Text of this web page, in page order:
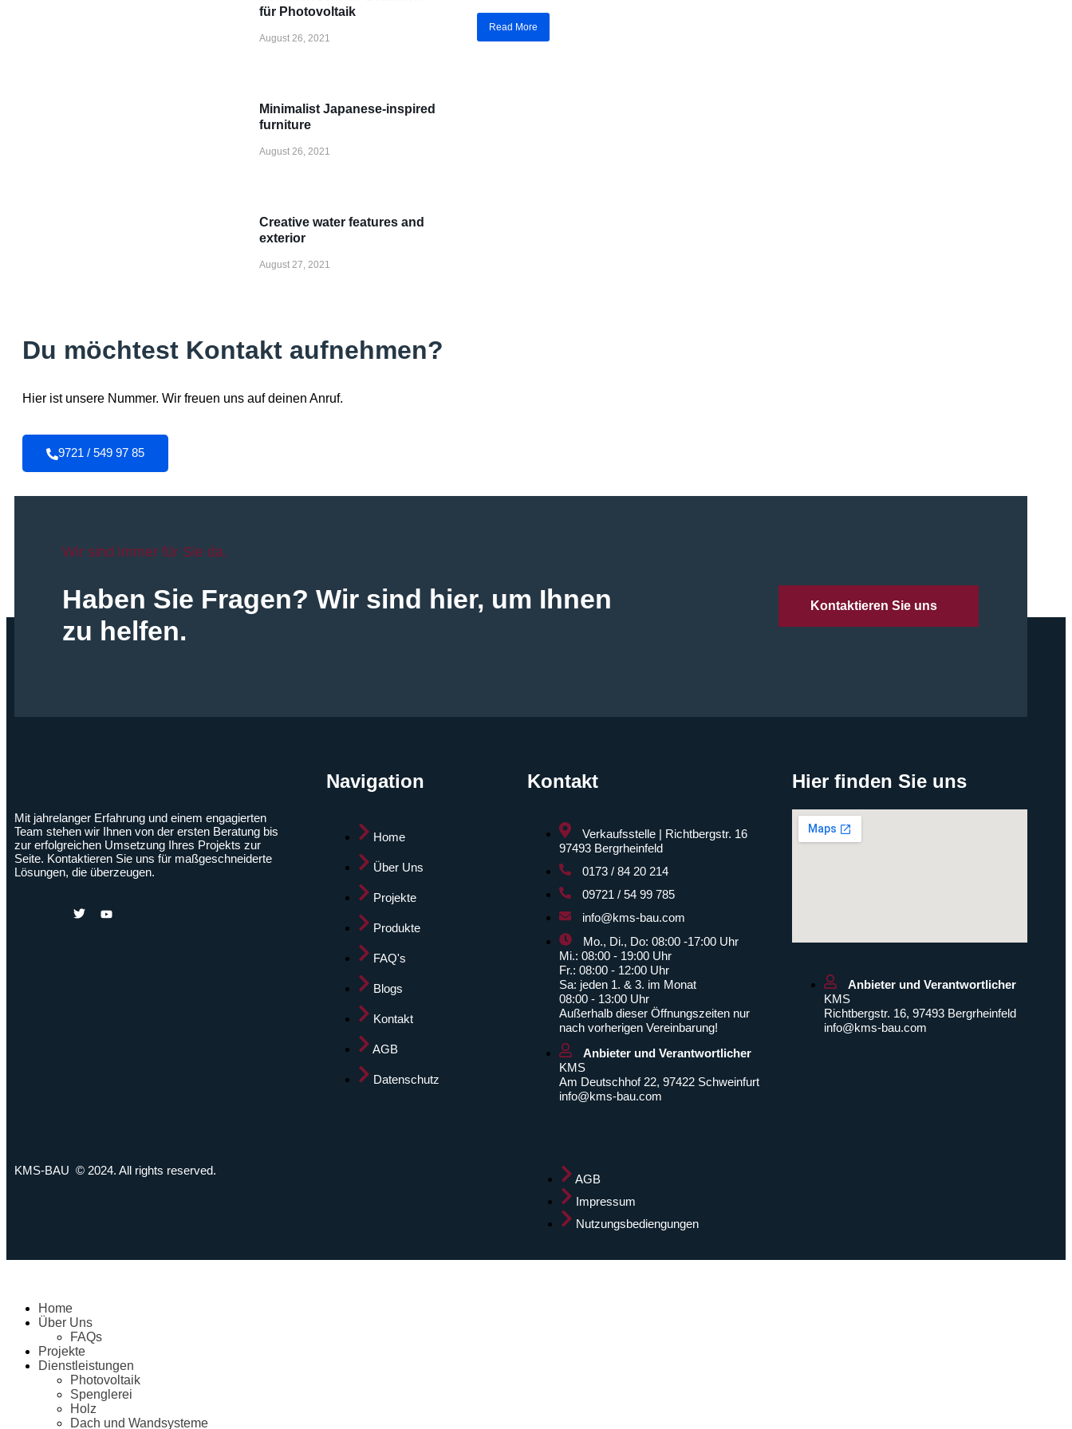
für Photovoltaik
August 26, 2021
Minimalist Japanese-inspired
furniture
August 26, 2021
Creative water features and
exterior
August 27, 2021
Du möchtest Kontakt aufnehmen?
Hier ist unsere Nummer. Wir freuen uns auf deinen Anruf.
9721 / 549 97 85
Read More
Wir sind immer für Sie da.
Haben Sie Fragen? Wir sind hier, um Ihnen
zu helfen.
Kontaktieren Sie uns
Mit jahrelanger Erfahrung und einem engagierten
Team stehen wir Ihnen von der ersten Beratung bis
zur erfolgreichen Umsetzung Ihres Projekts zur
Seite. Kontaktieren Sie uns für maßgeschneiderte
Lösungen, die überzeugen.
Navigation
Home
Über Uns
Projekte
Produkte
FAQ's
Blogs
Kontakt
AGB
Datenschutz
Kontakt
Verkaufsstelle | Richtbergstr. 16
97493 Bergrheinfeld
0173 / 84 20 214
09721 / 54 99 785
info@kms-bau.com
Mo., Di., Do: 08:00 -17:00 Uhr
Mi.: 08:00 - 19:00 Uhr
Fr.: 08:00 - 12:00 Uhr
Sa: jeden 1. & 3. im Monat
08:00 - 13:00 Uhr
Außerhalb dieser Öffnungszeiten nur
nach vorherigen Vereinbarung!
Anbieter und Verantwortlicher
KMS
Am Deutschhof 22, 97422 Schweinfurt
info@kms-bau.com
Hier finden Sie uns
Anbieter und Verantwortlicher
KMS
Richtbergstr. 16, 97493 Bergrheinfeld
info@kms-bau.com
KMS-BAU © 2024. All rights reserved.
AGB
Impressum
Nutzungsbediengungen
Home
Über Uns
FAQs
Projekte
Dienstleistungen
Photovoltaik
Spenglerei
Holz
Dach und Wandsysteme